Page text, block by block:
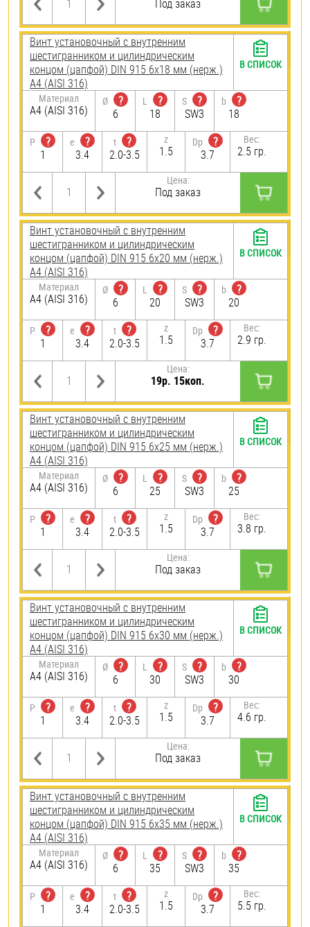
Под заказ
Винт установочный с внутренним
шестигранником и цилиндрическим
концом (цапфой) DIN 915 6х18 мм (нерж.)
A4 (AISI 316)
Материал
A4 (AISI 316)
Ø
?
6
L
?
18
S
?
SW3
b
?
18
P
?
1
e
?
3.4
t
?
2.0-3.5
z
1.5
Dp
?
3.7
Вес:
2.5 гр.
Цена:
Под заказ
В СПИСОК
Винт установочный с внутренним
шестигранником и цилиндрическим
концом (цапфой) DIN 915 6х20 мм (нерж.)
A4 (AISI 316)
Материал
A4 (AISI 316)
Ø
?
6
L
?
20
S
?
SW3
b
?
20
P
?
1
e
?
3.4
t
?
2.0-3.5
z
1.5
Dp
?
3.7
Вес:
2.9 гр.
Цена:
19р. 15коп.
В СПИСОК
Винт установочный с внутренним
шестигранником и цилиндрическим
концом (цапфой) DIN 915 6х25 мм (нерж.)
A4 (AISI 316)
Материал
A4 (AISI 316)
Ø
?
6
L
?
25
S
?
SW3
b
?
25
P
?
1
e
?
3.4
t
?
2.0-3.5
z
1.5
Dp
?
3.7
Вес:
3.8 гр.
Цена:
Под заказ
В СПИСОК
Винт установочный с внутренним
шестигранником и цилиндрическим
концом (цапфой) DIN 915 6х30 мм (нерж.)
A4 (AISI 316)
Материал
A4 (AISI 316)
Ø
?
6
L
?
30
S
?
SW3
b
?
30
P
?
1
e
?
3.4
t
?
2.0-3.5
z
1.5
Dp
?
3.7
Вес:
4.6 гр.
Цена:
Под заказ
В СПИСОК
Винт установочный с внутренним
шестигранником и цилиндрическим
концом (цапфой) DIN 915 6х35 мм (нерж.)
A4 (AISI 316)
Материал
A4 (AISI 316)
Ø
?
6
L
?
35
S
?
SW3
b
?
35
P
?
1
e
?
3.4
t
?
2.0-3.5
z
1.5
Dp
?
3.7
Вес:
5.5 гр.
В СПИСОК